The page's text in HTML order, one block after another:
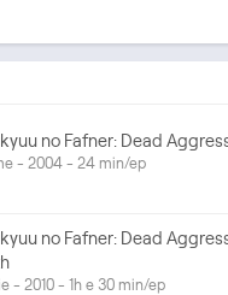
no Fafner: Dead
- 2004 - 24 min/ep
no Fafner: Dead
- 2010 - 1h e 30 min/ep